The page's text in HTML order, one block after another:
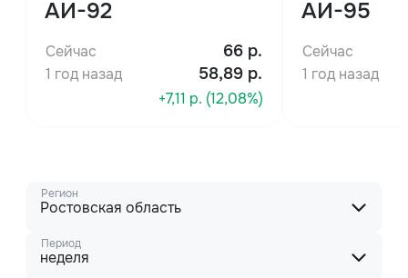
Регион
Ростовская область
Период
неделя
АИ-92
Сейчас 66 р.
1 год назад 58,89 р.
+7,11 р. (12,08%)
АИ-95
Сейчас
1 год назад